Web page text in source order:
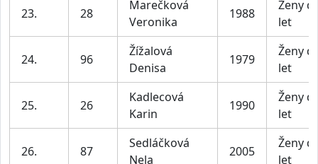
23. 28
Marečková
Veronika
1988
Ženy
let
24. 96
Žížalová
Denisa
1979
Ženy
let
25. 26
Kadlecová
Karin
1990
Ženy
let
26. 87
Sedláčková
Nela
2005
Ženy
let